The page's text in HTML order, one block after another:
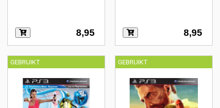
8,95 8,95
GEBRUIKT GEBRUIKT